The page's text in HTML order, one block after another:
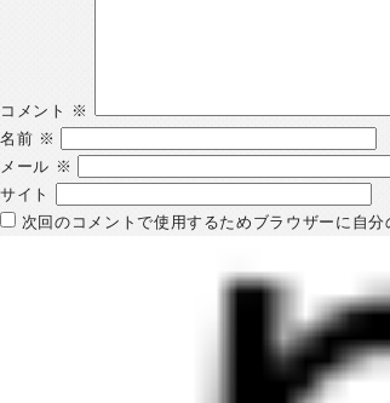
コメント
※
名前 ※
メール ※
サイト
次回のコメントで使用するためブラウザーに自